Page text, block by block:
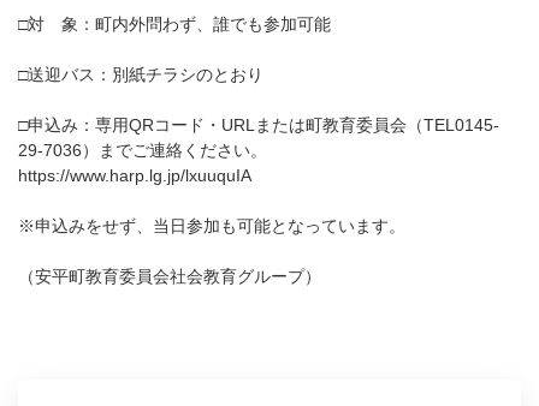
□対 象：町内外問わず、誰でも参加可能
□送迎バス：別紙チラシのとおり
□申込み：専用QRコード・URLまたは町教育委員会（TEL0145-
29-7036）までご連絡ください。
https://www.harp.lg.jp/lxuuquIA
※申込みをせず、当日参加も可能となっています。
（安平町教育委員会社会教育グループ）